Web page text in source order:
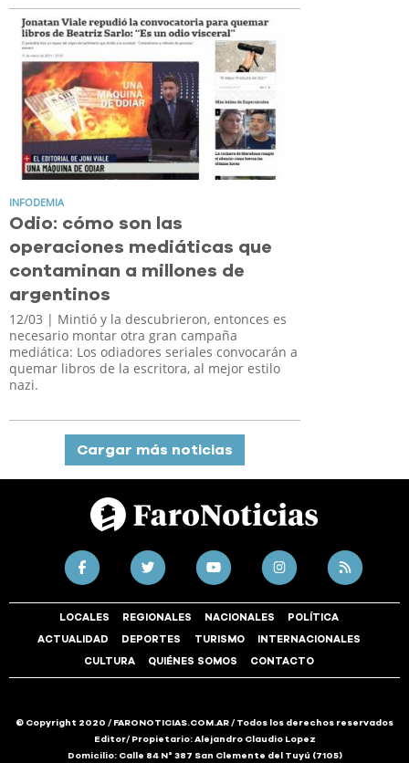
INFODEMIA
Odio: cómo son las
operaciones mediáticas que
contaminan a millones de
argentinos
12/03 | Mintió y la descubrieron, entonces es
necesario montar otra gran campaña
mediática: Los odiadores seriales convocarán a
quemar libros de la escritora, al mejor estilo
nazi.
Cargar más noticias
LOCALES REGIONALES NACIONALES POLÍTICA
ACTUALIDAD DEPORTES TURISMO INTERNACIONALES
CULTURA QUIÉNES SOMOS CONTACTO
© Copyright 2020 / FARONOTICIAS.COM.AR / Todos los derechos reservados
Editor/ Propietario: Alejandro Claudio Lopez
Domicilio: Calle 84 N° 387 San Clemente del Tuyú (7105)